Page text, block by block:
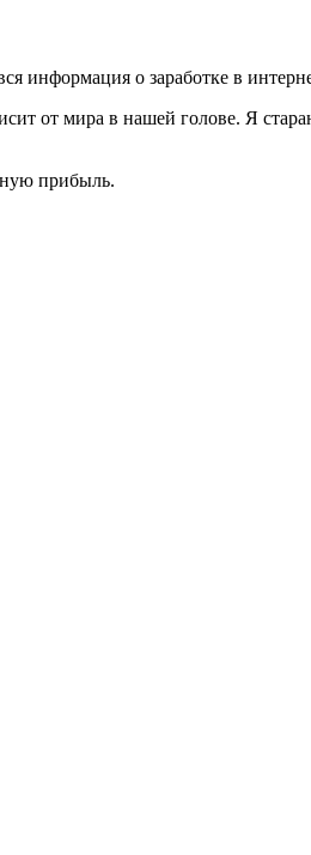
информация о заработке в
от мира в нашей голове. Я
прибыль.